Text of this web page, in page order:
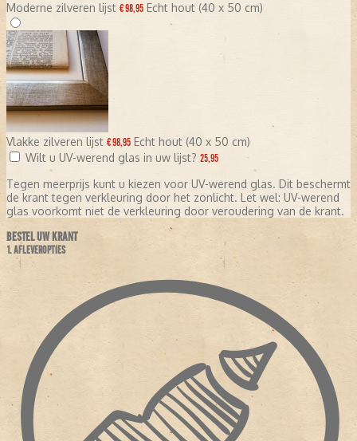
Moderne zilveren lijst € 98,95 Echt hout (40 x 50 cm)
Vlakke zilveren lijst € 98,95 Echt hout (40 x 50 cm)
Wilt u UV-werend glas in uw lijst? 25,95
Tegen meerprijs kunt u kiezen voor UV-werend glas. Dit beschermt
de krant tegen verkleuring door het zonlicht. Let wel: UV-werend
glas voorkomt niet de verkleuring door veroudering van de krant.
BESTEL UW KRANT
1. AFLEVEROPTIES